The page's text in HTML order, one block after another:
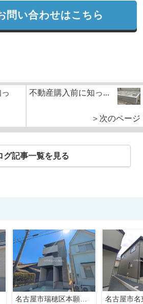
問い合わせはこちら
不動産購入前に知っ...
＞次のページ
グ記事一覧を見る
名古屋市瑞穂区本願寺町１丁目16【仲介手数料無料】新築一戸建て 1号棟